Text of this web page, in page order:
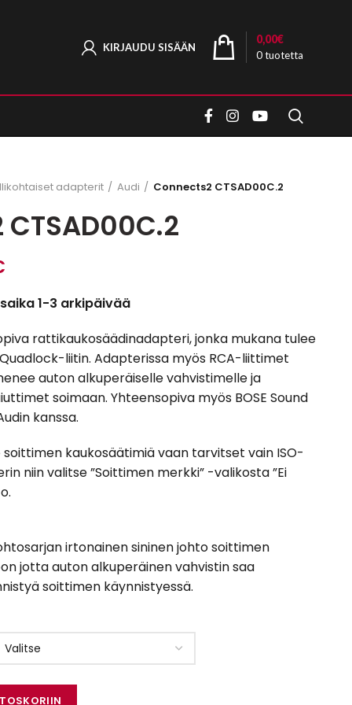
KIRJAUDU SISÄÄN
0tuotetta
0,00€
adapterit Audi Connects2 CTSAD00C.2
-
94,80€
1-3 arkipäivää
rattikaukosäädinadapteri, jonka mukana tulee
liitin. Adapterissa myös RCA-liittimet
auton alkuperäiselle vahvistimelle ja
soimaan. Yhteensopiva myös BOSE Sound
kanssa.
soittimen kaukosäätimiä vaan tarvitset vain ISO-
niin valitse ”Soittimen merkki” -valikosta ”Ei
irtonainen sininen johto soittimen
jotta auton alkuperäinen vahvistin saa
soittimen käynnistyessä.
määrä